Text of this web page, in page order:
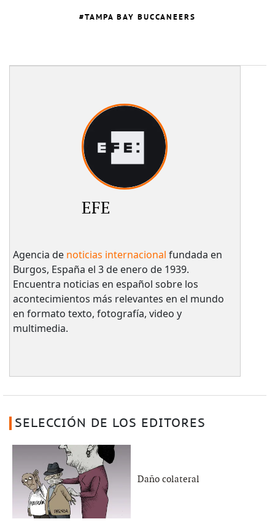
TAMPA BAY BUCCANEERS
EFE
Agencia de noticias internacional fundada en
Burgos, España el 3 de enero de 1939.
Encuentra noticias en español sobre los
acontecimientos más relevantes en el mundo
en formato texto, fotografía, video y
multimedia.
SELECCIÓN DE LOS EDITORES
Daño colateral